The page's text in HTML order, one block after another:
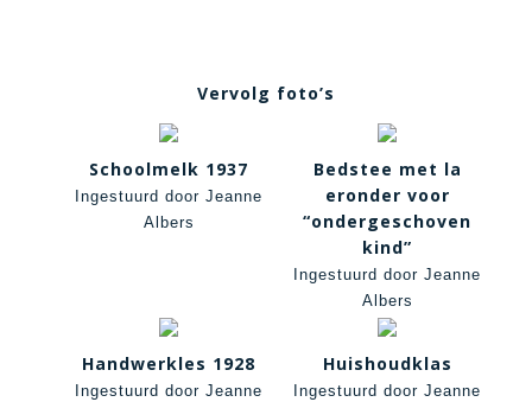
Vervolg foto’s
Schoolmelk 1937
Ingestuurd door Jeanne
Albers
Bedstee met la
eronder voor
“ondergeschoven
kind”
Ingestuurd door Jeanne
Albers
Handwerkles 1928
Ingestuurd door Jeanne
Huishoudklas
Ingestuurd door Jeanne